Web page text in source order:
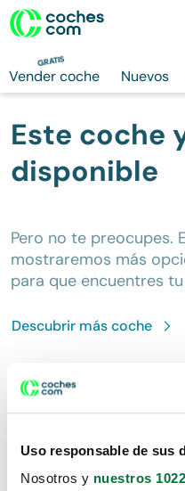
Uso responsable de sus
Nosotros y nuestros
GRATIS
Vender coche Nuevos
Este coche
disponible
Pero no te preocupes.
mostraremos más
para que encuentres
Descubrir máscoche